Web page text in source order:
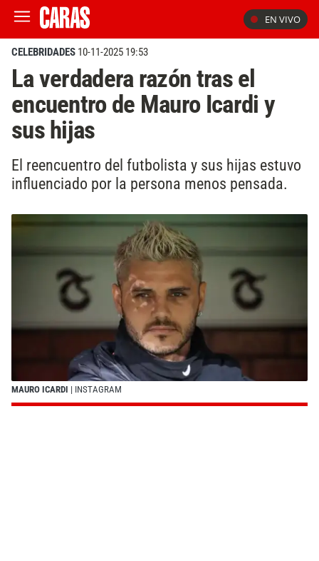
EN VIVO
CELEBRIDADES 10-11-2025 19:53
La verdadera razón tras el
encuentro de Mauro Icardi y
sus hijas
El reencuentro del futbolista y sus hijas estuvo
influenciado por la persona menos pensada.
MAURO ICARDI | INSTAGRAM